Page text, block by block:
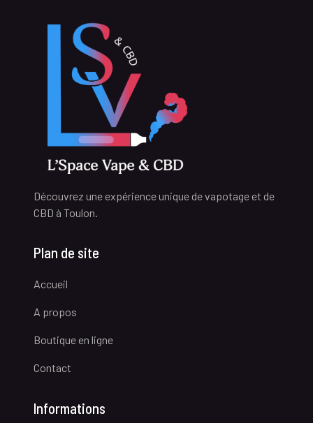
Découvrez une expérience unique de vapotage et de
CBD à Toulon.
Plan de site
Accueil
A propos
Boutique en ligne
Contact
Informations